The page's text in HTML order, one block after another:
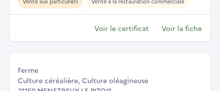
Voir le certificat Voir la fiche
Ferme
Culture céréalière, Culture oléagineuse